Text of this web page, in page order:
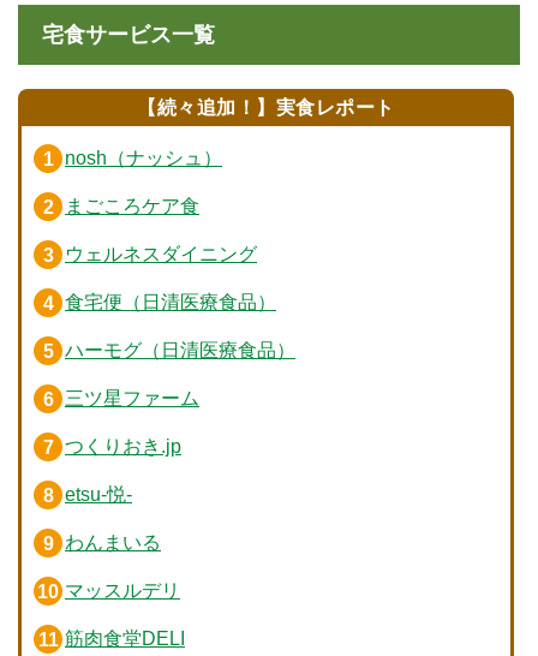
宅食サービス一覧
【続々追加！】実食レポート
nosh（ナッシュ）
まごころケア食
ウェルネスダイニング
食宅便（日清医療食品）
ハーモグ（日清医療食品）
三ツ星ファーム
つくりおき.jp
etsu-悦-
わんまいる
マッスルデリ
筋肉食堂DELI